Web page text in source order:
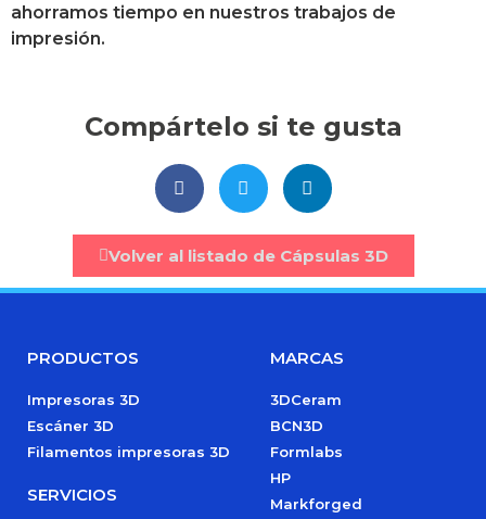
ahorramos tiempo en nuestros trabajos de
impresión.
Compártelo si te gusta
Volver al listado de Cápsulas 3D
PRODUCTOS
Impresoras 3D
Escáner 3D
Filamentos impresoras 3D
SERVICIOS
MARCAS
3DCeram
BCN3D
Formlabs
HP
Markforged